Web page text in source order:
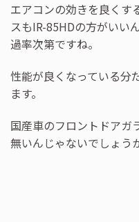
エアコンの効きを良くす
スもIR-85HDの方がいい
過率次第ですね。
性能が良くなっている分
ます。
国産車のフロントドアガ
無いんじゃないでしょう